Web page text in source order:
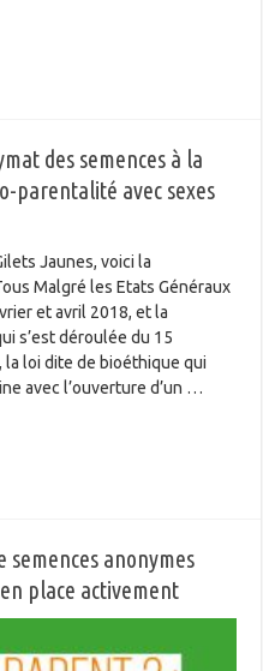
des semences à la
parentalité avec sexes
Jaunes, voici la
Malgré les Etats Généraux
et avril 2018, et la
s’est déroulée du 15
la loi dite de bioéthique qui
avec l’ouverture d’un …
semences anonymes
place activement